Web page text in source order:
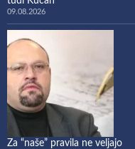
09.08.2026
Za “naše” pravila ne veljajo